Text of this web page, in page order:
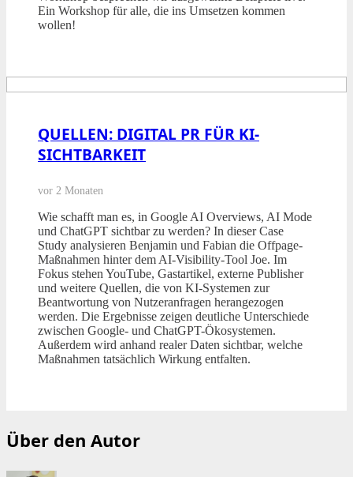
Ein Workshop für alle, die ins Umsetzen kommen
wollen!
QUELLEN: DIGITAL PR FÜR KI-
SICHTBARKEIT
vor 2 Monaten
Wie schafft man es, in Google AI Overviews, AI Mode
und ChatGPT sichtbar zu werden? In dieser Case
Study analysieren Benjamin und Fabian die Offpage-
Maßnahmen hinter dem AI-Visibility-Tool Joe. Im
Fokus stehen YouTube, Gastartikel, externe Publisher
und weitere Quellen, die von KI-Systemen zur
Beantwortung von Nutzeranfragen herangezogen
werden. Die Ergebnisse zeigen deutliche Unterschiede
zwischen Google- und ChatGPT-Ökosystemen.
Außerdem wird anhand realer Daten sichtbar, welche
Maßnahmen tatsächlich Wirkung entfalten.
Über den Autor